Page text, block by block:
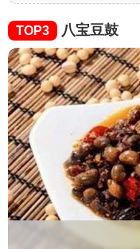
TOP3 八宝豆鼓